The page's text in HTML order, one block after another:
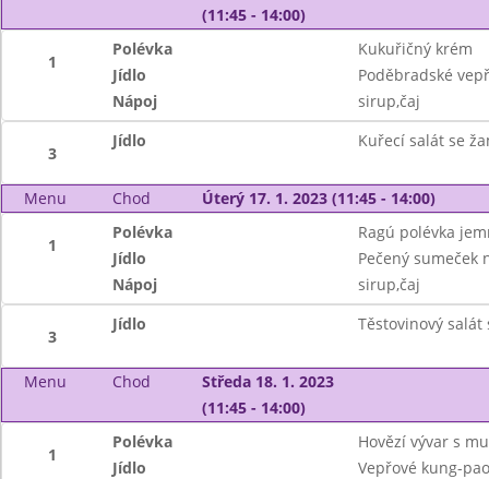
(11:45 - 14:00)
1
Polévka
Kukuřičný krém
Jídlo
Poděbradské
Nápoj
sirup,čaj
3
Jídlo Kuřecí salát se
Menu Chod Úterý 17. 1. 2023 (11:45 - 14:00)
1
Polévka
Ragú polévka
Jídlo
Pečený sumeček
Nápoj
sirup,čaj
3
Jídlo Těstovinový salát
Menu Chod
Středa 18. 1. 2023
(11:45 - 14:00)
1
Polévka
Hovězí vývar s
Jídlo
Vepřové kung-